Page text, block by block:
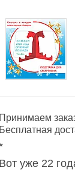
Принимаем
Бесплатная
Вот уже 22